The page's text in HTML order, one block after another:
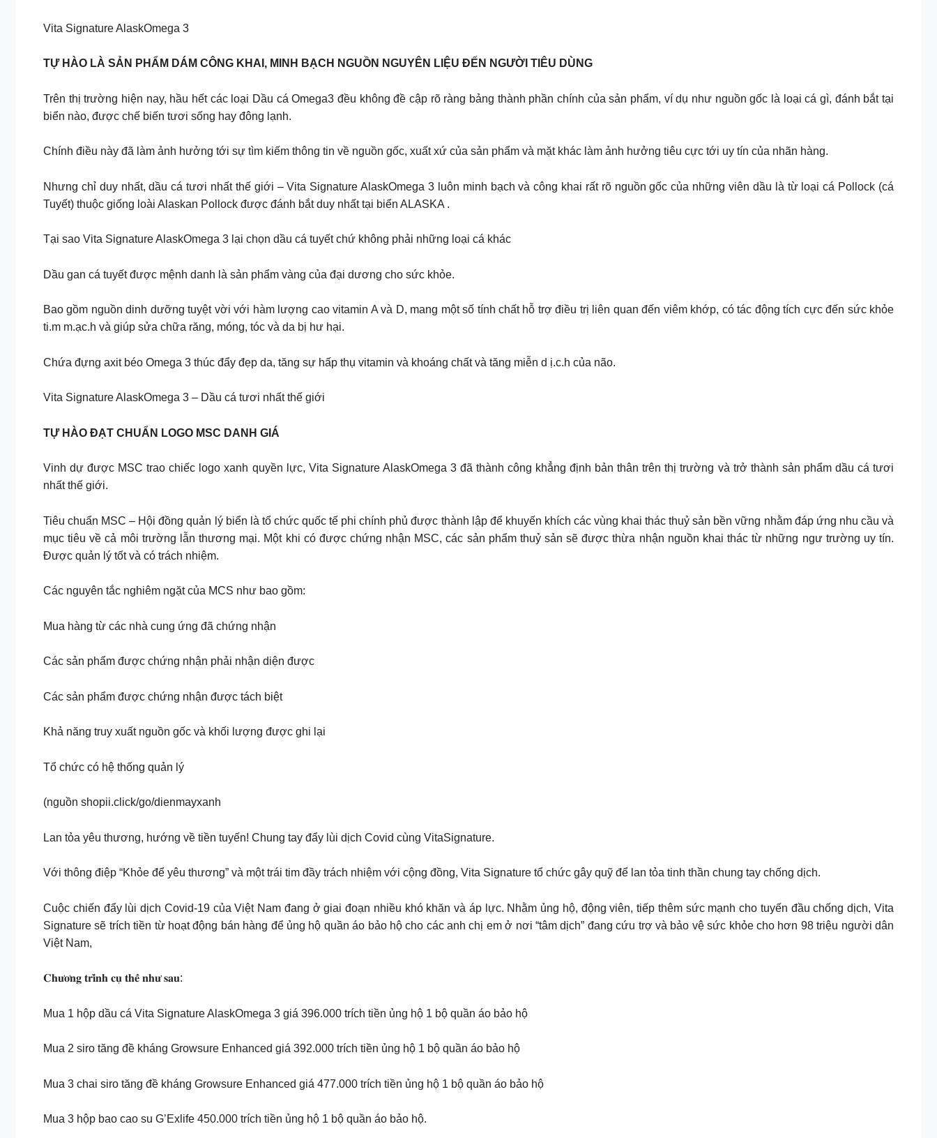
Vita Signature AlaskOmega 3
TỰ HÀO LÀ SẢN PHẨM DÁM CÔNG KHAI, MINH BẠCH NGUỒN NGUYÊN LIỆU ĐẾN NGƯỜI TIÊU DÙNG
Trên thị trường hiện nay, hầu hết các loại Dầu cá Omega3 đều không đề cập rõ ràng bảng thành phần chính của sản phẩm, ví dụ như nguồn gốc là loại cá gì, đánh bắt tại
biển nào, được chế biến tươi sống hay đông lạnh.
Chính điều này đã làm ảnh hưởng tới sự tìm kiếm thông tin về nguồn gốc, xuất xứ của sản phẩm và mặt khác làm ảnh hưởng tiêu cực tới uy tín của nhãn hàng.
Nhưng chỉ duy nhất, dầu cá tươi nhất thế giới – Vita Signature AlaskOmega 3 luôn minh bạch và công khai rất rõ nguồn gốc của những viên dầu là từ loại cá Pollock (cá
Tuyết) thuộc giống loài Alaskan Pollock được đánh bắt duy nhất tại biển ALASKA .
Tại sao Vita Signature AlaskOmega 3 lại chọn dầu cá tuyết chứ không phải những loại cá khác
Dầu gan cá tuyết được mệnh danh là sản phẩm vàng của đại dương cho sức khỏe.
Bao gồm nguồn dinh dưỡng tuyệt vời với hàm lượng cao vitamin A và D, mang một số tính chất hỗ trợ điều trị liên quan đến viêm khớp, có tác động tích cực đến sức khỏe
ti.m m.ạc.h và giúp sửa chữa răng, móng, tóc và da bị hư hại.
Chứa đựng axit béo Omega 3 thúc đẩy đẹp da, tăng sự hấp thụ vitamin và khoáng chất và tăng miễn d ị.c.h của não.
Vita Signature AlaskOmega 3 – Dầu cá tươi nhất thế giới
TỰ HÀO ĐẠT CHUẨN LOGO MSC DANH GIÁ
Vinh dự được MSC trao chiếc logo xanh quyền lực, Vita Signature AlaskOmega 3 đã thành công khẳng định bản thân trên thị trường và trở thành sản phẩm dầu cá tươi
nhất thế giới.
Tiêu chuẩn MSC – Hội đồng quản lý biển là tổ chức quốc tế phi chính phủ được thành lập để khuyến khích các vùng khai thác thuỷ sản bền vững nhằm đáp ứng nhu cầu và
mục tiêu về cả môi trường lẫn thương mại. Một khi có được chứng nhận MSC, các sản phẩm thuỷ sản sẽ được thừa nhận nguồn khai thác từ những ngư trường uy tín.
Được quản lý tốt và có trách nhiệm.
Các nguyên tắc nghiêm ngặt của MCS như bao gồm:
Mua hàng từ các nhà cung ứng đã chứng nhận
Các sản phẩm được chứng nhận phải nhận diện được
Các sản phẩm được chứng nhận được tách biệt
Khả năng truy xuất nguồn gốc và khối lượng được ghi lại
Tổ chức có hệ thống quản lý
(nguồn shopii.click/go/dienmayxanh
Lan tỏa yêu thương, hướng về tiền tuyến! Chung tay đẩy lùi dịch Covid cùng VitaSignature.
Với thông điệp “Khỏe để yêu thương” và một trái tim đầy trách nhiệm với cộng đồng, Vita Signature tổ chức gây quỹ để lan tỏa tinh thần chung tay chống dịch.
Cuộc chiến đẩy lùi dịch Covid-19 của Việt Nam đang ở giai đoạn nhiều khó khăn và áp lực. Nhằm ủng hộ, động viên, tiếp thêm sức mạnh cho tuyến đầu chống dịch, Vita
Signature sẽ trích tiền từ hoạt động bán hàng để ủng hộ quần áo bảo hộ cho các anh chị em ở nơi “tâm dịch” đang cứu trợ và bảo vệ sức khỏe cho hơn 98 triệu người dân
Việt Nam,
𝐂𝐡𝐮̛𝐨̛𝐧𝐠 𝐭𝐫𝐢̀𝐧𝐡 𝐜𝐮̣ 𝐭𝐡𝐞̂̉ 𝐧𝐡𝐮̛ 𝐬𝐚𝐮:
Mua 1 hộp dầu cá Vita Signature AlaskOmega 3 giá 396.000 trích tiền ủng hộ 1 bộ quần áo bảo hộ
Mua 2 siro tăng đề kháng Growsure Enhanced giá 392.000 trích tiền ủng hộ 1 bộ quần áo bảo hộ
Mua 3 chai siro tăng đề kháng Growsure Enhanced giá 477.000 trích tiền ủng hộ 1 bộ quần áo bảo hộ
Mua 3 hộp bao cao su G’Exlife 450.000 trích tiền ủng hộ 1 bộ quần áo bảo hộ.